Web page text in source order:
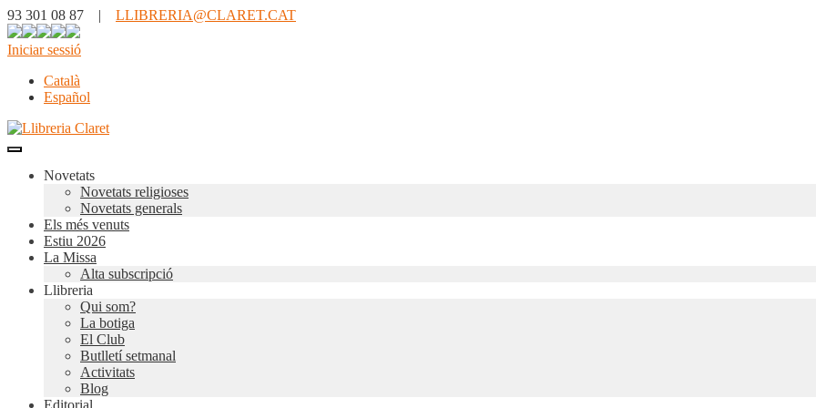
93 301 08 87 | LLIBRERIA@CLARET.CAT
Iniciar sessió
Català
Español
Novetats
Novetats religioses
Novetats generals
Els més venuts
Estiu 2026
La Missa
Alta subscripció
Llibreria
Qui som?
La botiga
El Club
Butlletí setmanal
Activitats
Blog
Editorial